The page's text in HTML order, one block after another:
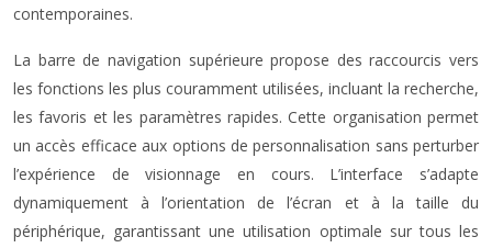
contemporaines.
La barre de navigation supérieure propose des raccourcis vers
les fonctions les plus couramment utilisées, incluant la recherche,
les favoris et les paramètres rapides. Cette organisation permet
un accès efficace aux options de personnalisation sans perturber
l’expérience de visionnage en cours. L’interface s’adapte
dynamiquement à l’orientation de l’écran et à la taille du
périphérique, garantissant une utilisation optimale sur tous les